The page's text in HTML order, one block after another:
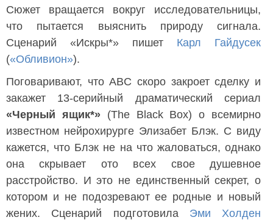
Сюжет вращается вокруг исследовательницы,
что пытается выяснить природу сигнала.
Сценарий «Искры*» пишет Карл Гайдусек
(«Обливион»).
Поговаривают, что ABC скоро закроет сделку и
закажет 13-серийный драматический сериал
«Черный ящик*»(The Black Box) о всемирно
известном нейрохирурге Элизабет Блэк. С виду
кажется, что Блэк не на что жаловаться, однако
она скрывает ото всех свое душевное
расстройство. И это не единственный секрет, о
котором и не подозревают ее родные и новый
жених. Сценарий подготовила Эми Холден